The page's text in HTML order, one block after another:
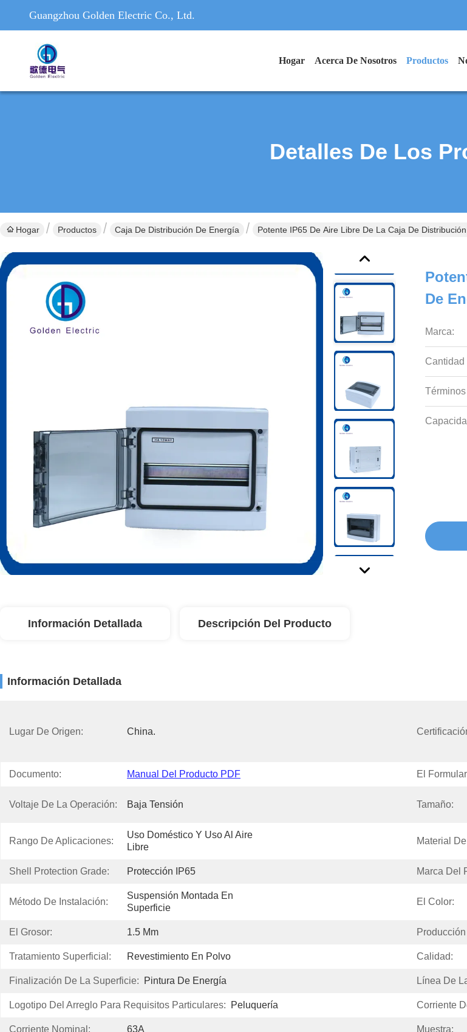
Guangzhou Golden Electric Co., Ltd.
Hogar Acerca De Nosotros Productos
Detalles De Los
Hogar Productos Caja De Distribución De Energía Potente IP65 De Aire Libre De La Caja De
De
Marca:
Cantidad
Información Detallada Descripción Del Producto
Información Detallada
Lugar De Origen: China.
Documento: Manual Del Producto PDF El
Voltaje De La Operación: Baja Tensión Tamaño:
Rango De Aplicaciones:
Uso Doméstico Y Uso Al Aire
Libre
Material
Shell Protection Grade: Protección IP65 Marca Del
Método De Instalación:
Suspensión Montada En
Superficie
El Color:
El Grosor: 1.5 Mm
Tratamiento Superficial: Revestimiento En Polvo Calidad:
Finalización De La Superficie: Pintura De Energía Línea De
Logotipo Del Arreglo Para Requisitos Particulares: Peluquería Corriente
Corriente Nominal: 63A Muestra: